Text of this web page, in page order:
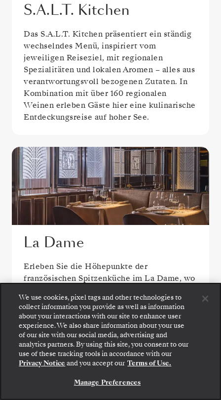
S.A.L.T. Kitchen
Das S.A.L.T. Kitchen präsentiert ein ständig
wechselndes Menü, inspiriert vom
jeweiligen Reiseziel, mit regionalen
Spezialitäten und lokalen Aromen – alles aus
verantwortungsvoll bezogenen Zutaten. In
Kombination mit über 160 regionalen
Weinen erleben Gäste hier eine kulinarische
Entdeckungsreise auf hoher See.
La Dame
Erleben Sie die Höhepunkte der
französischen Spitzenküche im La Dame, wo
meisterhafte Technik, saisonale Zutaten und
moderne Finesse präsentiert werden.
WENIGER SPEISEOPTIONEN ANZEIGEN
Gehen Sie an Bord: Wählen Sie Ihre Suite und
prüfen Sie die Preise und Inklusivleistungen, bevor
Sie Ihre Silversea-Reise sicher bestätigen.
BUCHEN SIE IHRE SUITE
We use cookies, pixel tags and other technologies to
collect information you provide as well as information
about your interactions with our site to enhance user
experience. We also share information about your use
of our site with our social media, advertising and
analytics partners. By using this site, you consent to our
use of these tracking tools in accordance with our
Privacy Notice and you accept our Terms of Use.
Manage Preferences